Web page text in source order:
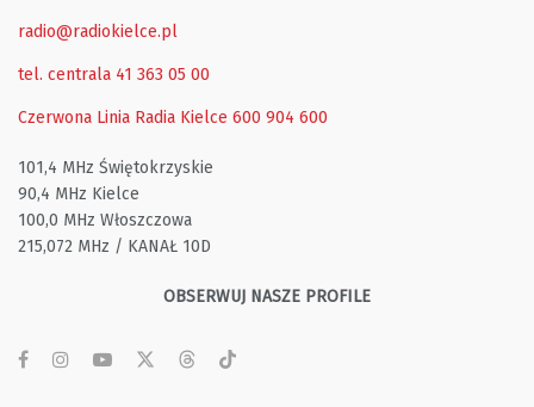
radio@radiokielce.pl
tel. centrala 41 363 05 00
Czerwona Linia Radia Kielce 600 904 600
101,4 MHz Świętokrzyskie
90,4 MHz Kielce
100,0 MHz Włoszczowa
215,072 MHz / KANAŁ 10D
OBSERWUJ NASZE PROFILE